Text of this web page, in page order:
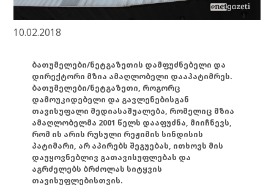
10.02.2018
ბათუმელები/ნეტგაზეთის დამფუძნებელი და
დირექტორი მზია ამაღლობელი დააპატიმრეს.
ბათუმელები/ნეტგაზეთი, როგორც
დამოუკიდებელი და გავლენებისგან
თავისუფალი მედიასაშუალება, რომელიც მზია
ამაღლობელმა 2001 წელს დააფუძნა, მიიჩნევს,
რომ ის არის რუსული რეჟიმის სინდისის
პატიმარი, არ აპირებს შეგუებას, ითხოვს მის
დაუყოვნებლივ გათავისუფლებას და
აგრძელებს ბრძოლას სიტყვის
თავისუფლებისთვის.